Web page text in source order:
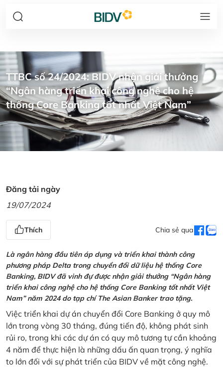
TTBC số 24/2024: BIDV nhận giải thưởng
“Ngân hàng triển khai công nghệ cho hệ
thống Core Banking tốt nhất Việt Nam”
Đăng tải ngày
19/07/2024
Thích Chia sẻ qua
Là ngân hàng đầu tiên áp dụng và triển khai thành công
phương pháp Delta trong chuyển đổi dữ liệu hệ thống Core
Banking, BIDV đã vinh đự được nhận giải thưởng “Ngân hàng
triển khai công nghệ cho hệ thống Core Banking tốt nhất Việt
Nam” năm 2024 do tạp chí The Asian Banker trao tặng.
Việc triển khai dự án chuyển đổi Core Banking ở quy mô
lớn trong vòng 30 tháng, đúng tiến độ, không phát sinh
rủi ro, trong khi các dự án có quy mô tương tự cần khoảng
4 năm để thực hiện là những dấu ấn quan trọng, ý nghĩa
to lớn đối với sự phát triển của BIDV về mặt công nghệ.